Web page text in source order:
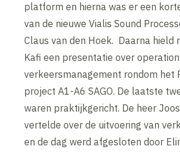
platform en hierna was er een
van de nieuwe Vialis Sound
Claus van den Hoek. Daarna hield
Kafi een presentatie over
verkeersmanagement rondom het
project A1-A6 SAGO. De laatste
waren praktijkgericht. De heer
vertelde over de uitvoering van
en de dag werd afgesloten door